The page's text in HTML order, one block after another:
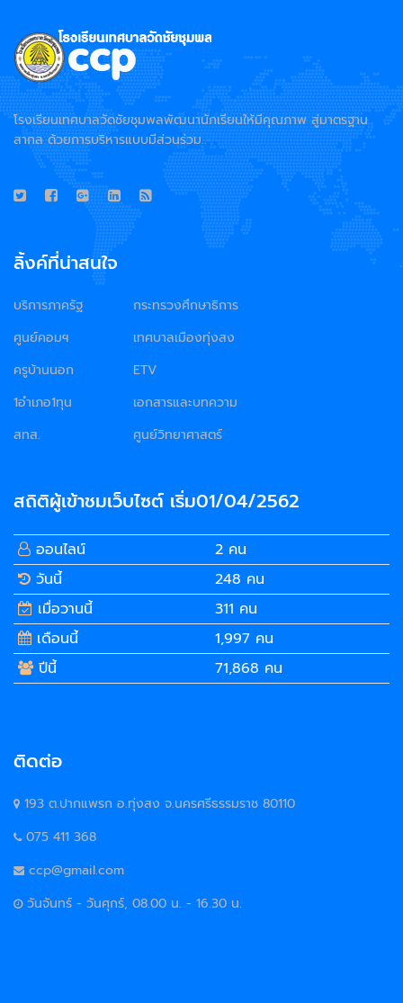
โรงเรียนเทศบาลวัดชัยชุมพลพัฒนานักเรียนให้มีคุณภาพ สู่มาตรฐาน
สากล ด้วยการบริหารแบบมีส่วนร่วม..
ลิ้งค์ที่น่าสนใจ
บริการภาครัฐ
ศูนย์คอมฯ
ครูบ้านนอก
1อำเภอ1ทุน
สทส.
กระทรวงศึกษาธิการ
เทศบาลเมืองทุ่งสง
ETV
เอกสารและบทความ
ศูนย์วิทยาศาสตร์
สถิติผู้เข้าชมเว็บไซต์ เริ่ม01/04/2562
ออนไลน์
2 คน
วันนี้
248 คน
เมื่อวานนี้
311 คน
เดือนนี้
1,997 คน
ปีนี้
71,868 คน
ติดต่อ
193 ต.ปากแพรก อ.ทุ่งสง จ.นครศรีธรรมราช 80110
075 411 368
ccp@gmail.com
วันจันทร์ - วันศุกร์, 08.00 น. - 16.30 น.